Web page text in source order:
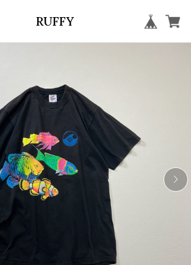
RUFFY